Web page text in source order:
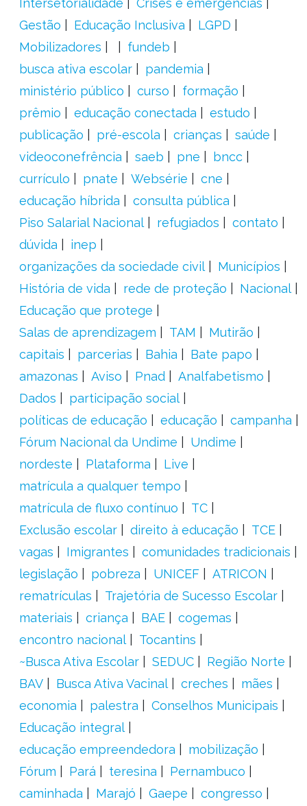
Gestão
Educação Inclusiva
LGPD
Mobilizadores
fundeb
busca ativa escolar
pandemia
ministério público
curso
formação
prêmio
educação conectada
estudo
publicação
pré-escola crianças
saúde
videoconefrência
saeb pne
bncc
currículo
pnate Websérie
cne
educação híbrida
consulta pública
Piso Salarial Nacional
refugiados
contato
dúvida
inep
organizações da sociedade civil
Municípios
História de vida
rede de proteção
Nacional
Educação que protege
Salas de aprendizagem
TAM
Mutirão
capitais
parcerias Bahia
Bate papo
amazonas
Aviso Pnad
Analfabetismo
Dados
participação social
políticas de educação
educação
campanha
Fórum Nacional da Undime
Undime
nordeste
Plataforma
Live
matrícula a qualquer tempo
matrícula de fluxo contínuo
TC
Exclusão escolar
direito à educação
TCE
vagas
Imigrantes
comunidades tradicionais
legislação
pobreza UNICEF
ATRICON
rematrículas
Trajetória de Sucesso Escolar
materiais
criança BAE
cogemas
encontro nacional
Tocantins
~Busca Ativa Escolar
SEDUC
Região Norte
BAV
Busca Ativa Vacinal creches
mães
economia
palestra
Conselhos Municipais
Educação integral
educação empreendedora
mobilização
Fórum
Pará teresina
Pernambuco
caminhada
Marajó Gaepe congresso